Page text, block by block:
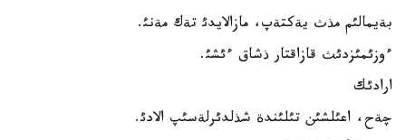
بةيمالئم مذث يةكتةپ، مازالايدئ تةك مةنئ.
ءوزئمئزدئث قازاقتار ذشاق ءئشئ.
ارادئك
چةح، اعئلشئن تئلئندة شذلدئرلةسئپ الادئ.